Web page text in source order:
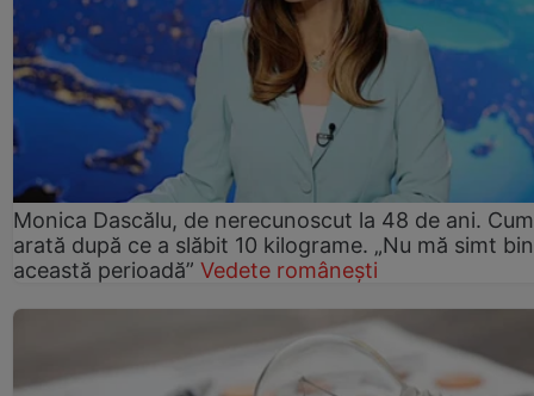
Monica Dascălu, de nerecunoscut la 48 de ani. Cum
arată după ce a slăbit 10 kilograme. „Nu mă simt
această perioadă” Vedete românești